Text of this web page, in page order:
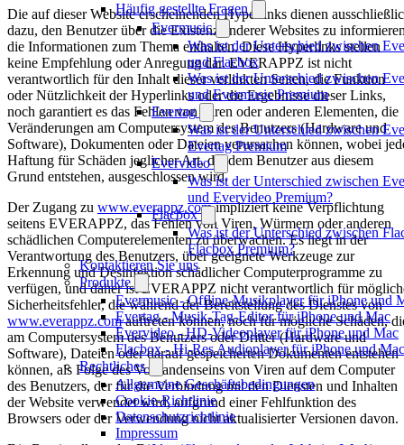
Häufig gestellte Fragen
Evermusic
Was ist der Unterschied zwischen
und Flacbox
Was ist der Unterschied zwischen
und Evermusic Premium
Evertag
Was ist der Unterschied zwischen
Evertag Premium
Evervideo
Was ist der Unterschied zwischen
und Evervideo Premium?
Flacbox
Was ist der Unterschied zwischen
Flacbox Premium?
Kontaktieren Sie uns
Produkte
Evermusic - Offline-Musikplayer für iPhone und
Evertag - Musik-Tag-Editor für iPhone und Mac
Evervideo - HD-Videoplayer für iPhone und Mac
Flacbox - Hi-Res Audioplayer für iPhone und Mac
Rechtliches
Allgemeine Geschäftsbedingungen
Cookie-Richtlinie
Datenschutzrichtlinie
Impressum
Die auf dieser Website erscheinenden Hyperlinks dienen
dazu, den Benutzer über die Existenz anderer Websites zu
die Informationen zum Thema enthalten. Diese Hyperlinks stellen
keine Empfehlung oder Anregung dar. EVERAPPZ ist nicht
verantwortlich für den Inhalt dieser verlinkten Seiten, die Funktion
oder Nützlichkeit der Hyperlinks oder die Ergebnisse dieser Links,
noch garantiert es das Fehlen von Viren oder anderen Elementen, die
Veränderungen am Computersystem des Benutzers (Hardware und
Software), Dokumenten oder Dateien verursachen können, wobei
Haftung für Schäden jeglicher Art, die dem Benutzer aus diesem
Grund entstehen, ausgeschlossen wird.
Der Zugang zu www.everappz.comimpliziert keine Verpflichtung
seitens EVERAPPZ, das Fehlen von Viren, Würmern oder anderen
schädlichen Computerelementen zu überwachen. Es liegt in der
Verantwortung des Benutzers, über geeignete Werkzeuge zur
Erkennung und Desinfektion schädlicher Computerprogramme zu
verfügen, und daher ist EVERAPPZ nicht verantwortlich für
Sicherheitsfehler, die während der Bereitstellung des Dienstes von
www.everappz.comauftreten können, noch für mögliche Schäden,
am Computersystem des Benutzers oder Dritter (Hardware und
Software), Dateien oder darauf gespeicherten Dokumenten entstehen
können, als Folge des Vorhandenseins von Viren auf dem Computer
des Benutzers, der für die Verbindung mit den Diensten und Inhalten
der Website verwendet wird, aufgrund einer Fehlfunktion des
Browsers oder der Verwendung nicht aktualisierter Versionen davon.